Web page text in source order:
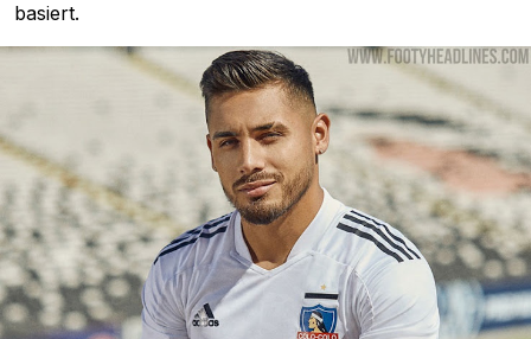
basiert.